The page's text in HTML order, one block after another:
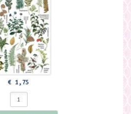
€ 1,75